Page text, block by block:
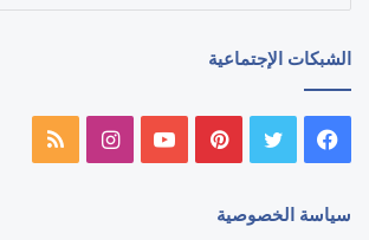
الشبكات الإجتماعية
فيسبوك تويتر بينتيريستيوتيوبانستقرامملخص
سياسة الخصوصية